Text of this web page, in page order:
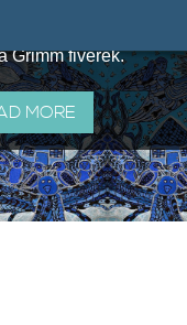
Grimm fivérek.
MORE